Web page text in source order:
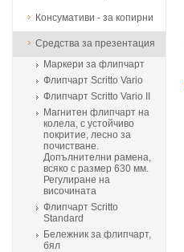
Консумативи - за копирни
Средства за презентация
Маркери за флипчарт
Флипчарт Scritto Vario
Флипчарт Scritto Vario II
Магнитен флипчарт на
колела, с устойчиво
покритие, лесно за
почистване.
Допълнителни рамена,
всяко с размер 630 мм.
Регулиране на
височината
Флипчарт Scritto
Standard
Бележник за флипчарт,
бял